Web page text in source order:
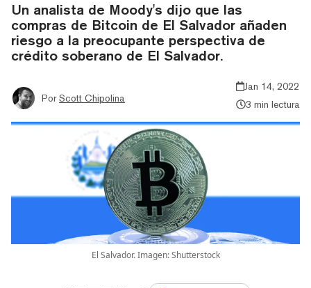
Un analista de Moody's dijo que las
compras de Bitcoin de El Salvador añaden
riesgo a la preocupante perspectiva de
crédito soberano de El Salvador.
Por Scott Chipolina
Jan 14, 2022
3 min lectura
El Salvador. Imagen: Shutterstock